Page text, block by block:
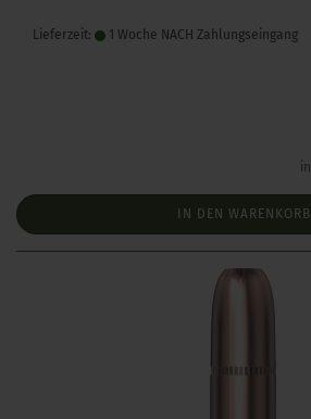
Lieferzeit: 1 Woche NACH Zahlungseingang
IN DEN WARENKORB